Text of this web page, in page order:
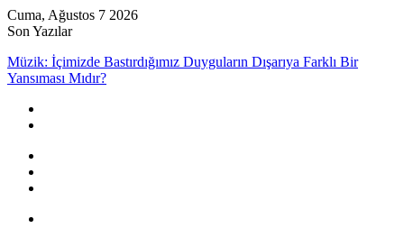
Cuma, Ağustos 7 2026
Son Yazılar
Müzik: İçimizde Bastırdığımız Duyguların Dışarıya Farklı Bir
Yansıması Mıdır?